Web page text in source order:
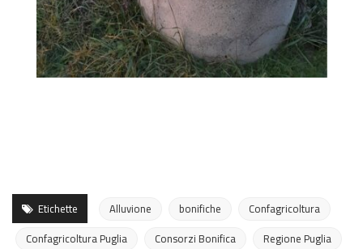
Etichette Alluvione bonifiche
Confagricoltura
Confagricoltura Puglia
Consorzi Bonifica Regione Puglia